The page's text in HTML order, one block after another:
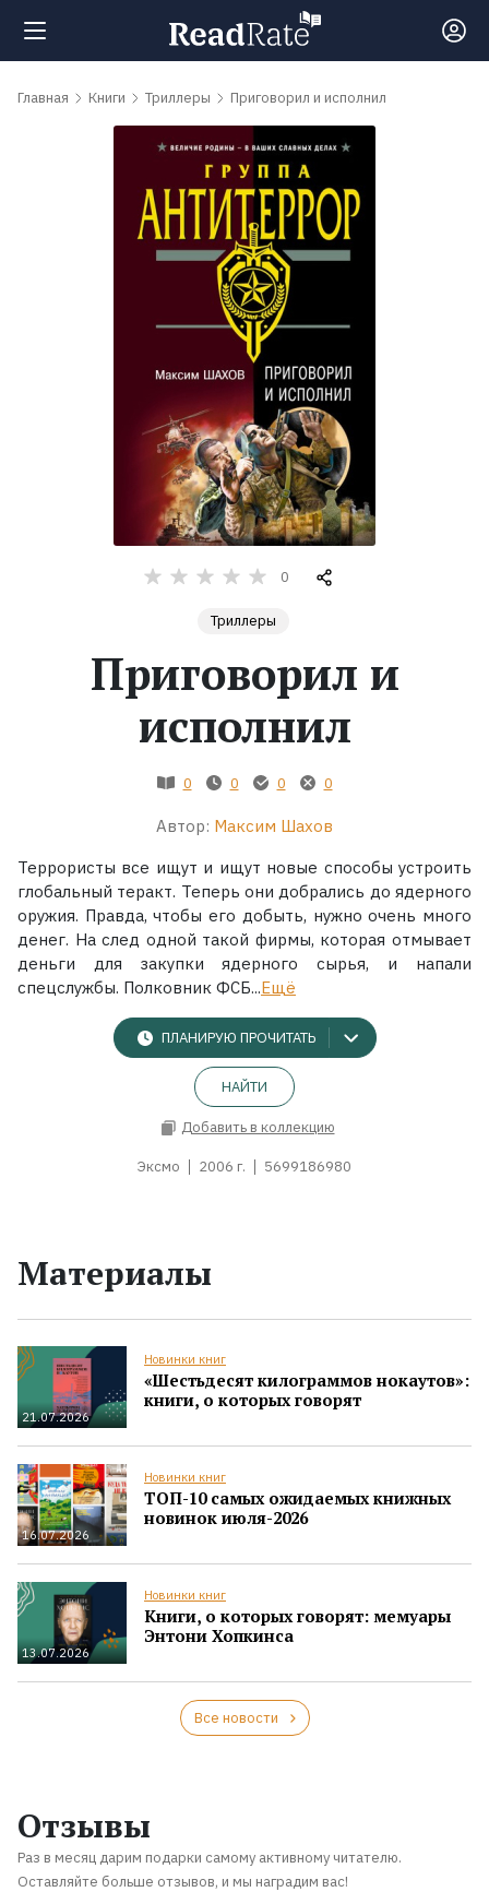
Поиск
Экранизации
Главная Книги Триллеры Приговорил и исполнил
0
Триллеры
Приговорил и
исполнил
0 0 0 0
Автор: Максим Шахов
Террористы все ищут и ищут новые способы устроить
глобальный теракт. Теперь они добрались до ядерного
оружия. Правда, чтобы его добыть, нужно очень много
денег. На след одной такой фирмы, которая отмывает
деньги для закупки ядерного сырья, и напали
спецслужбы. Полковник ФСБ...Ещё
ПЛАНИРУЮ ПРОЧИТАТЬ
НАЙТИ
Добавить в коллекцию
Эксмо 2006 г. 5699186980
Материалы
21.07.2026
Новинки книг
«Шестьдесят килограммов нокаутов»:
книги, о которых говорят
16.07.2026
Новинки книг
ТОП-10 самых ожидаемых книжных
новинок июля-2026
13.07.2026
Новинки книг
Книги, о которых говорят: мемуары
Энтони Хопкинса
Все новости
Отзывы
Раз в месяц дарим подарки самому активному читателю.
Оставляйте больше отзывов, и мы наградим вас!